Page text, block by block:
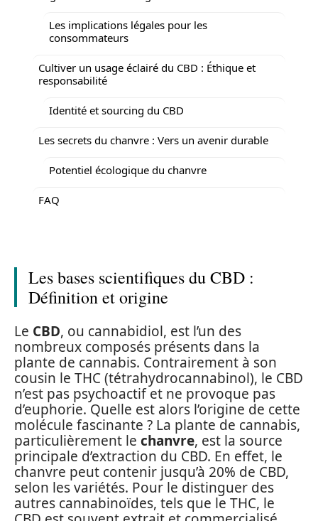
Les implications légales pour les
consommateurs
Cultiver un usage éclairé du CBD : Éthique et
responsabilité
Identité et sourcing du CBD
Les secrets du chanvre : Vers un avenir durable
Potentiel écologique du chanvre
FAQ
Les bases scientifiques du CBD :
Définition et origine
Le CBD, ou cannabidiol, est l’un des
nombreux composés présents dans la
plante de cannabis. Contrairement à son
cousin le THC (tétrahydrocannabinol), le CBD
n’est pas psychoactif et ne provoque pas
d’euphorie. Quelle est alors l’origine de cette
molécule fascinante ? La plante de cannabis,
particulièrement le chanvre, est la source
principale d’extraction du CBD. En effet, le
chanvre peut contenir jusqu’à 20% de CBD,
selon les variétés. Pour le distinguer des
autres cannabinoïdes, tels que le THC, le